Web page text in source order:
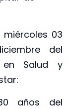
03
del
en Salud y
años del